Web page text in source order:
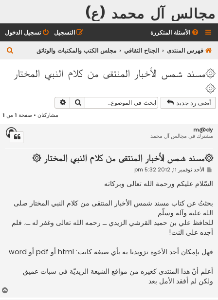
مجالس آل محمد (ع)
الأسئلة المتكررة تسجيل الدخول التسجيل
فهرس المنتدى الجناح الثقافي مجلس الكتب والمكتبات والوثائق
۞مسند شمس الأخبار المنتقى من كلام النبي المختار
۞
أضف رد جديد بحث
مشاركتان • صفحة 1 من 1
m@dy
مشترك في مجالس آل محمد
۞مسند شمس الأخبار المنتقى من كلام النبي المختار ۞
م
ا
ر
ة
الأحد نوفمبر 11, 2012 5:32 pm
السّلام عليكم ورحمة الله تعالى وبركاته
بحثتُ عن كتاب مسند شمس الأخبار المنتقى من كلام النبي المختار صلى
الله عليه وآله وسلّم
للحافظ علي بن حميد القرشي الزيدي ــ رحمه الله تعالى وغفر له ــ، فلم
أجده على النت!
فهل بإمكان أحد الأخوة تزويدنا به بأي صيغة كانت: html أو pdf أو word
أعلم أنّ هذا المنتدى كغيره من مواقع الشيعة الزيديّة في سبات عميق
ولكن لم أفقد الأمل بعد